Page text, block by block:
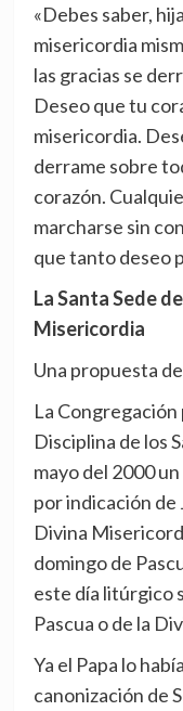
«Debes saber,
misericordia
las gracias se
Deseo que tu
misericordia.
derrame sobre
corazón.
marcharse sin
que tanto deseo
La Santa Sede
Misericordia
Una propuesta
La Congregación
Disciplina de los
mayo del 2000
por indicación de
Divina
domingo de
este día litúrgico
Pascua o de la
Ya el Papa lo
canonización de